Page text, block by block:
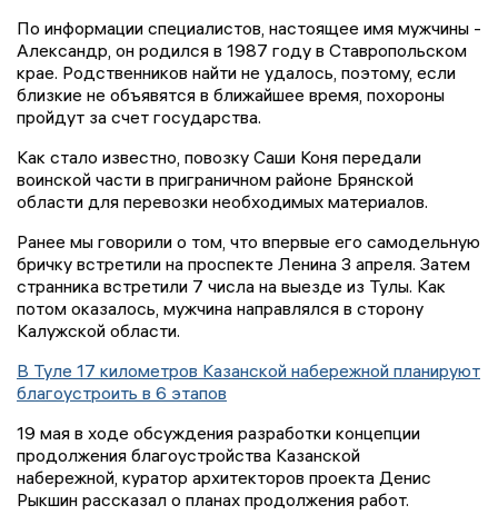
По информации специалистов, настоящее имя мужчины -
Александр, он родился в 1987 году в Ставропольском
крае. Родственников найти не удалось, поэтому, если
близкие не объявятся в ближайшее время, похороны
пройдут за счет государства.
Как стало известно, повозку Саши Коня передали
воинской части в приграничном районе Брянской
области для перевозки необходимых материалов.
Ранее мы говорили о том, что впервые его самодельную
бричку встретили на проспекте Ленина 3 апреля. Затем
странника встретили 7 числа на выезде из Тулы. Как
потом оказалось, мужчина направлялся в сторону
Калужской области.
В Туле 17 километров Казанской набережной планируют
благоустроить в 6 этапов
19 мая в ходе обсуждения разработки концепции
продолжения благоустройства Казанской
набережной, куратор архитекторов проекта Денис
Рыкшин рассказал о планах продолжения работ.